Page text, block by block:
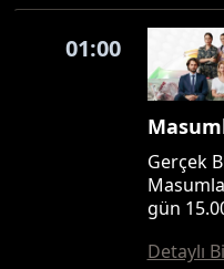
01:00
Gerçek
gün
Detaylı